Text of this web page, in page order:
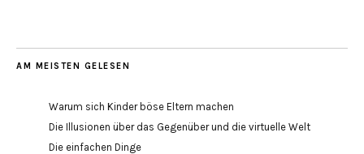
AM MEISTEN GELESEN
Warum sich Kinder böse Eltern machen
Die Illusionen über das Gegenüber und die virtuelle Welt
Die einfachen Dinge